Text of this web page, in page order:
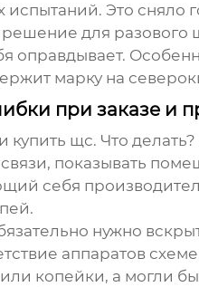
испытаний. Это сняло
для разового
оправдывает.
марку на
при заказе и
купить щс. Что
показывать
себя
нужно
аппаратов
копейки, а могли